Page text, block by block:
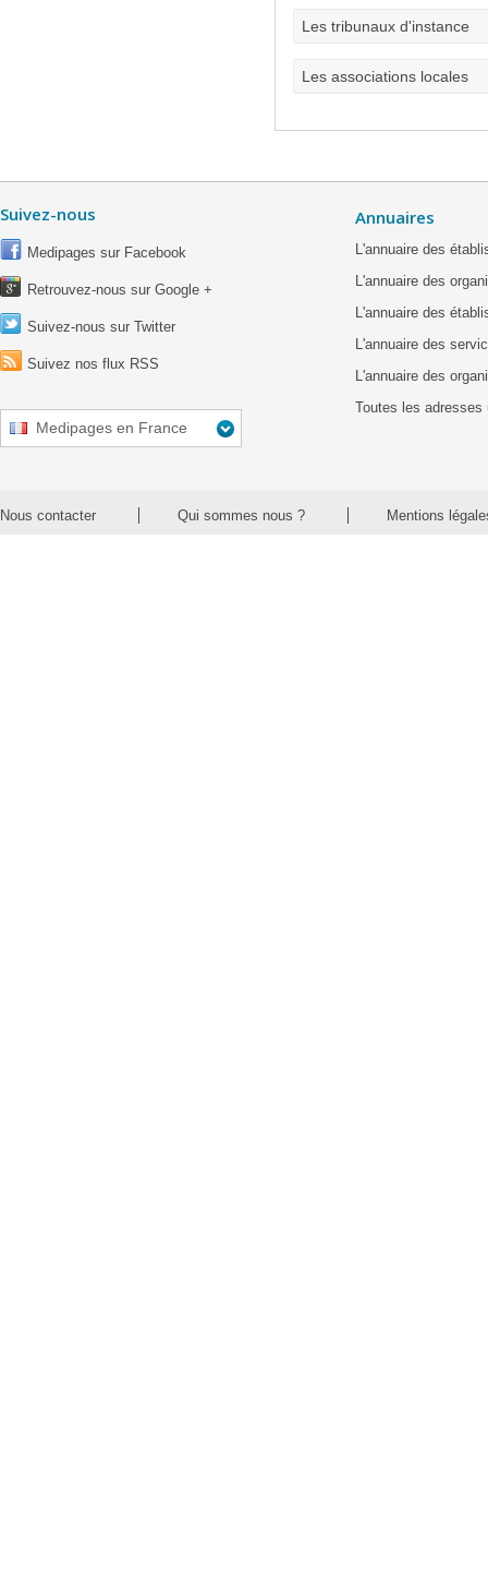
Les tribunaux d'instance
Les associations locales
Suivez-nous
Medipages sur Facebook
Retrouvez-nous sur Google +
Suivez-nous sur Twitter
Suivez nos flux RSS
Medipages en France
Annuaires
L'annuaire des
L'annuaire des
L'annuaire des
L'annuaire des
L'annuaire des
Toutes les adresses
Nous contacter Qui sommes nous ? Mentions